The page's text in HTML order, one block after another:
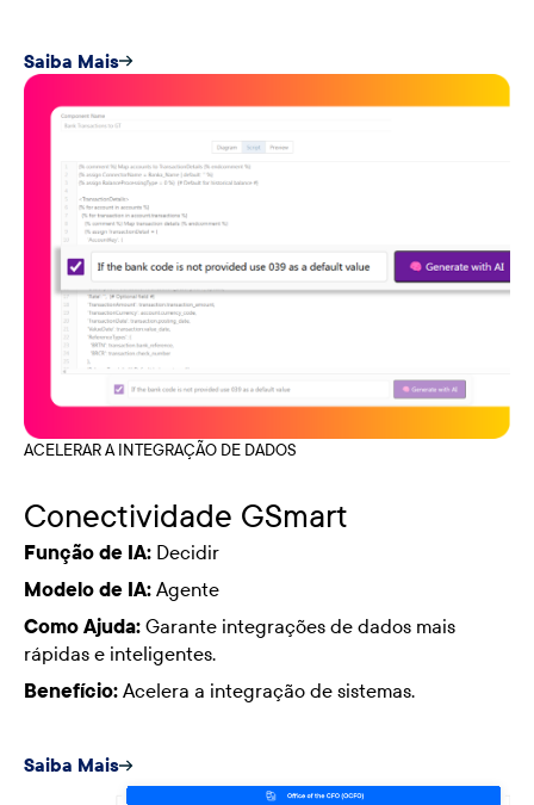
Saiba Mais
ACELERAR A INTEGRAÇÃO DE DADOS
Conectividade GSmart
Função de IA: Decidir
Modelo de IA:Agente
Como Ajuda: Garante integrações de dados mais
rápidas e inteligentes.
Benefício: Acelera a integração de sistemas.
Saiba Mais